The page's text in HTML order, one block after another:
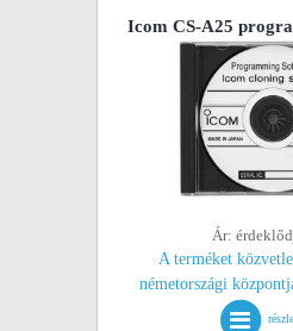
Icom CS-A25
Ár:
A terméket
németországi